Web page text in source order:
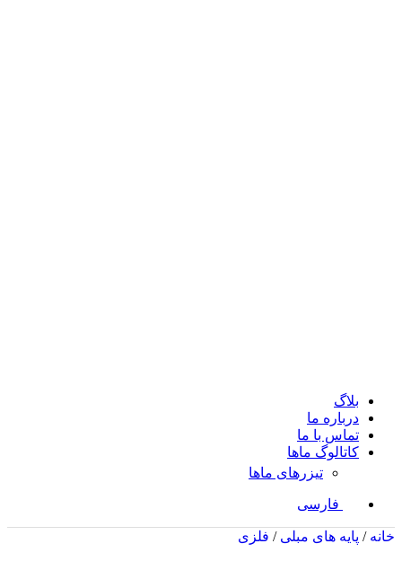
بلاگ
درباره ما
تماس با ما
کاتالوگ ماها
تیزرهای ماها
فارسی
خانه/ پایه های مبلی/ فلزی